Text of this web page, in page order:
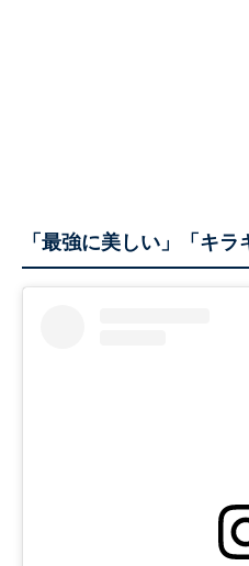
「最強に美しい」「キラ